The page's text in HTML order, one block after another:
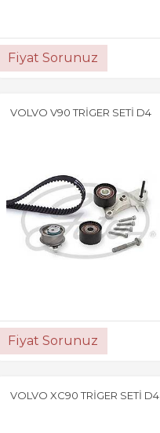
Fiyat Sorunuz
VOLVO V90 TRİGER SETİ D4
Fiyat Sorunuz
VOLVO XC90 TRİGER SETİ D4